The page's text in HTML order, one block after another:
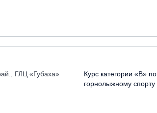
ГЛЦ «Губаха»
Курс категории «В» по
горнолыжному спорту